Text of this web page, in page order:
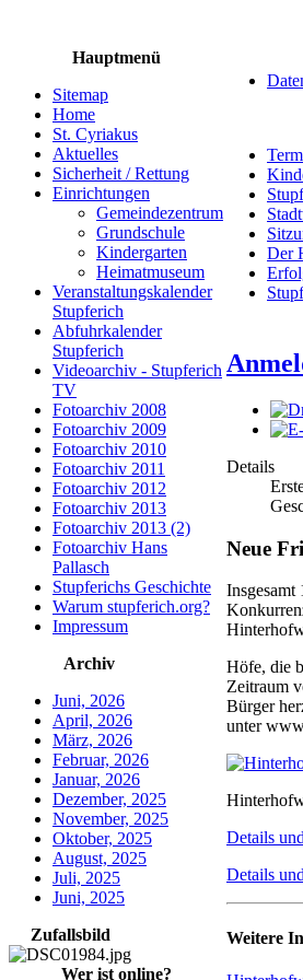
Hauptmenü
Sitemap
Home
St. Cyriakus
Aktuelles
Sicherheit / Rettung
Einrichtungen
Gemeindezentrum
Grundschule
Kindergarten
Heimatmuseum
Veranstaltungskalender
Stupferich
Abfuhrkalender
Stupferich
Videoarchiv - Stupferich
TV
Fotoarchiv 2008
Fotoarchiv 2009
Fotoarchiv 2010
Fotoarchiv 2011
Fotoarchiv 2012
Fotoarchiv 2013
Fotoarchiv 2013 (2)
Fotoarchiv Hans
Pallasch
Stupferichs Geschichte
Warum stupferich.org?
Impressum
Archiv
Juni, 2026
April, 2026
März, 2026
Februar, 2026
Januar, 2026
Dezember, 2025
November, 2025
Oktober, 2025
August, 2025
Juli, 2025
Juni, 2025
Zufallsbild
Wer ist online?
Der
Details
Neue
Insgesamt
Höfe, die
Zeitraum
Bürger
unter
Details
Details
Weitere